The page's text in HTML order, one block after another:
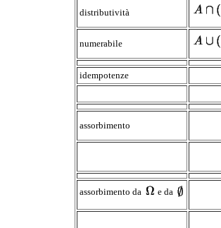
distributività
numerabile
idempotenze
assorbimento
assorbimento da e da